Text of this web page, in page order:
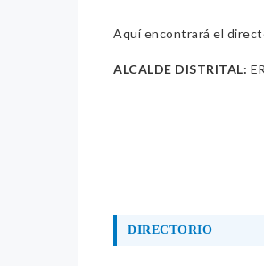
Aquí encontrará el
ALCALDE DISTRITAL:
DIRECTORIO